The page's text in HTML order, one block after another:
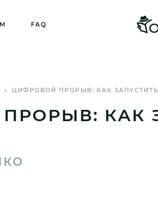
FAQ
ЦИФРОВОЙ ПРОРЫВ: КАК
КАК